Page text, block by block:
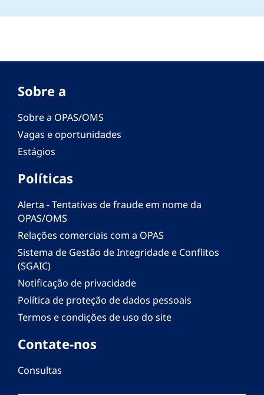
Sobre a
Sobre a OPAS/OMS
Vagas e oportunidades
Estágios
Políticas
Alerta - Tentativas de fraude em nome da
OPAS/OMS
Relações comerciais com a OPAS
Sistema de Gestão de Integridade e Conflitos
(SGAIC)
Notificação de privacidade
Política de proteção de dados pessoais
Termos e condições de uso do site
Contate-nos
Consultas